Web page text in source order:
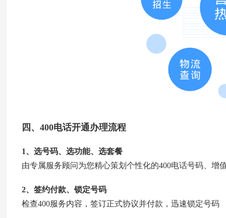
四、 400电话开通办理流程
1、选号码、选功能、选套餐
由专属服务顾问为您精心策划个性化的400电话号码、增
2、签约付款、锁定号码
检查400服务内容，签订正式协议并付款，迅速锁定号码